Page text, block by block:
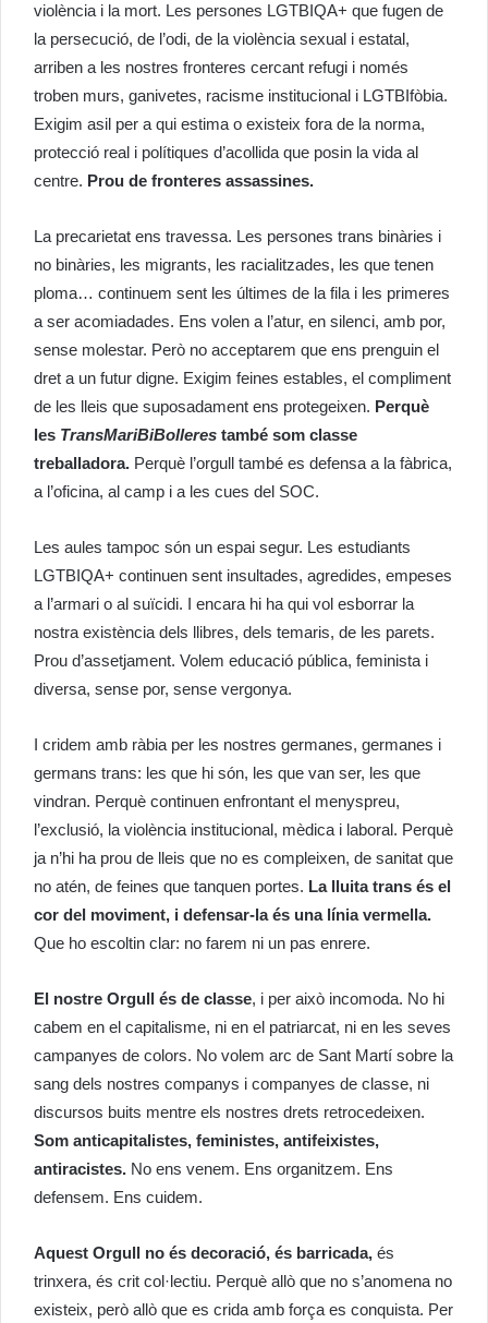
violència i la mort. Les persones LGTBIQA+ que fugen de
la persecució, de l’odi, de la violència sexual i estatal,
arriben a les nostres fronteres cercant refugi i només
troben murs, ganivetes, racisme institucional i LGTBIfòbia.
Exigim asil per a qui estima o existeix fora de la norma,
protecció real i polítiques d’acollida que posin la vida al
centre. Prou de fronteres assassines.
La precarietat ens travessa. Les persones trans binàries i
no binàries, les migrants, les racialitzades, les que tenen
ploma… continuem sent les últimes de la fila i les primeres
a ser acomiadades. Ens volen a l’atur, en silenci, amb por,
sense molestar. Però no acceptarem que ens prenguin el
dret a un futur digne. Exigim feines estables, el compliment
de les lleis que suposadament ens protegeixen. Perquè
les TransMariBiBolleres també som classe
treballadora. Perquè l’orgull també es defensa a la fàbrica,
a l’oficina, al camp i a les cues del SOC.
Les aules tampoc són un espai segur. Les estudiants
LGTBIQA+ continuen sent insultades, agredides, empeses
a l’armari o al suïcidi. I encara hi ha qui vol esborrar la
nostra existència dels llibres, dels temaris, de les parets.
Prou d’assetjament. Volem educació pública, feminista i
diversa, sense por, sense vergonya.
I cridem amb ràbia per les nostres germanes, germanes i
germans trans: les que hi són, les que van ser, les que
vindran. Perquè continuen enfrontant el menyspreu,
l’exclusió, la violència institucional, mèdica i laboral. Perquè
ja n’hi ha prou de lleis que no es compleixen, de sanitat que
no atén, de feines que tanquen portes. La lluita trans és el
cor del moviment, i defensar-la és una línia vermella.
Que ho escoltin clar: no farem ni un pas enrere.
El nostre Orgull és de classe, i per això incomoda. No hi
cabem en el capitalisme, ni en el patriarcat, ni en les seves
campanyes de colors. No volem arc de Sant Martí sobre la
sang dels nostres companys i companyes de classe, ni
discursos buits mentre els nostres drets retrocedeixen.
Som anticapitalistes, feministes, antifeixistes,
antiracistes. No ens venem. Ens organitzem. Ens
defensem. Ens cuidem.
Aquest Orgull no és decoració, és barricada, és
trinxera, és crit col·lectiu. Perquè allò que no s’anomena no
existeix, però allò que es crida amb força es conquista. Per